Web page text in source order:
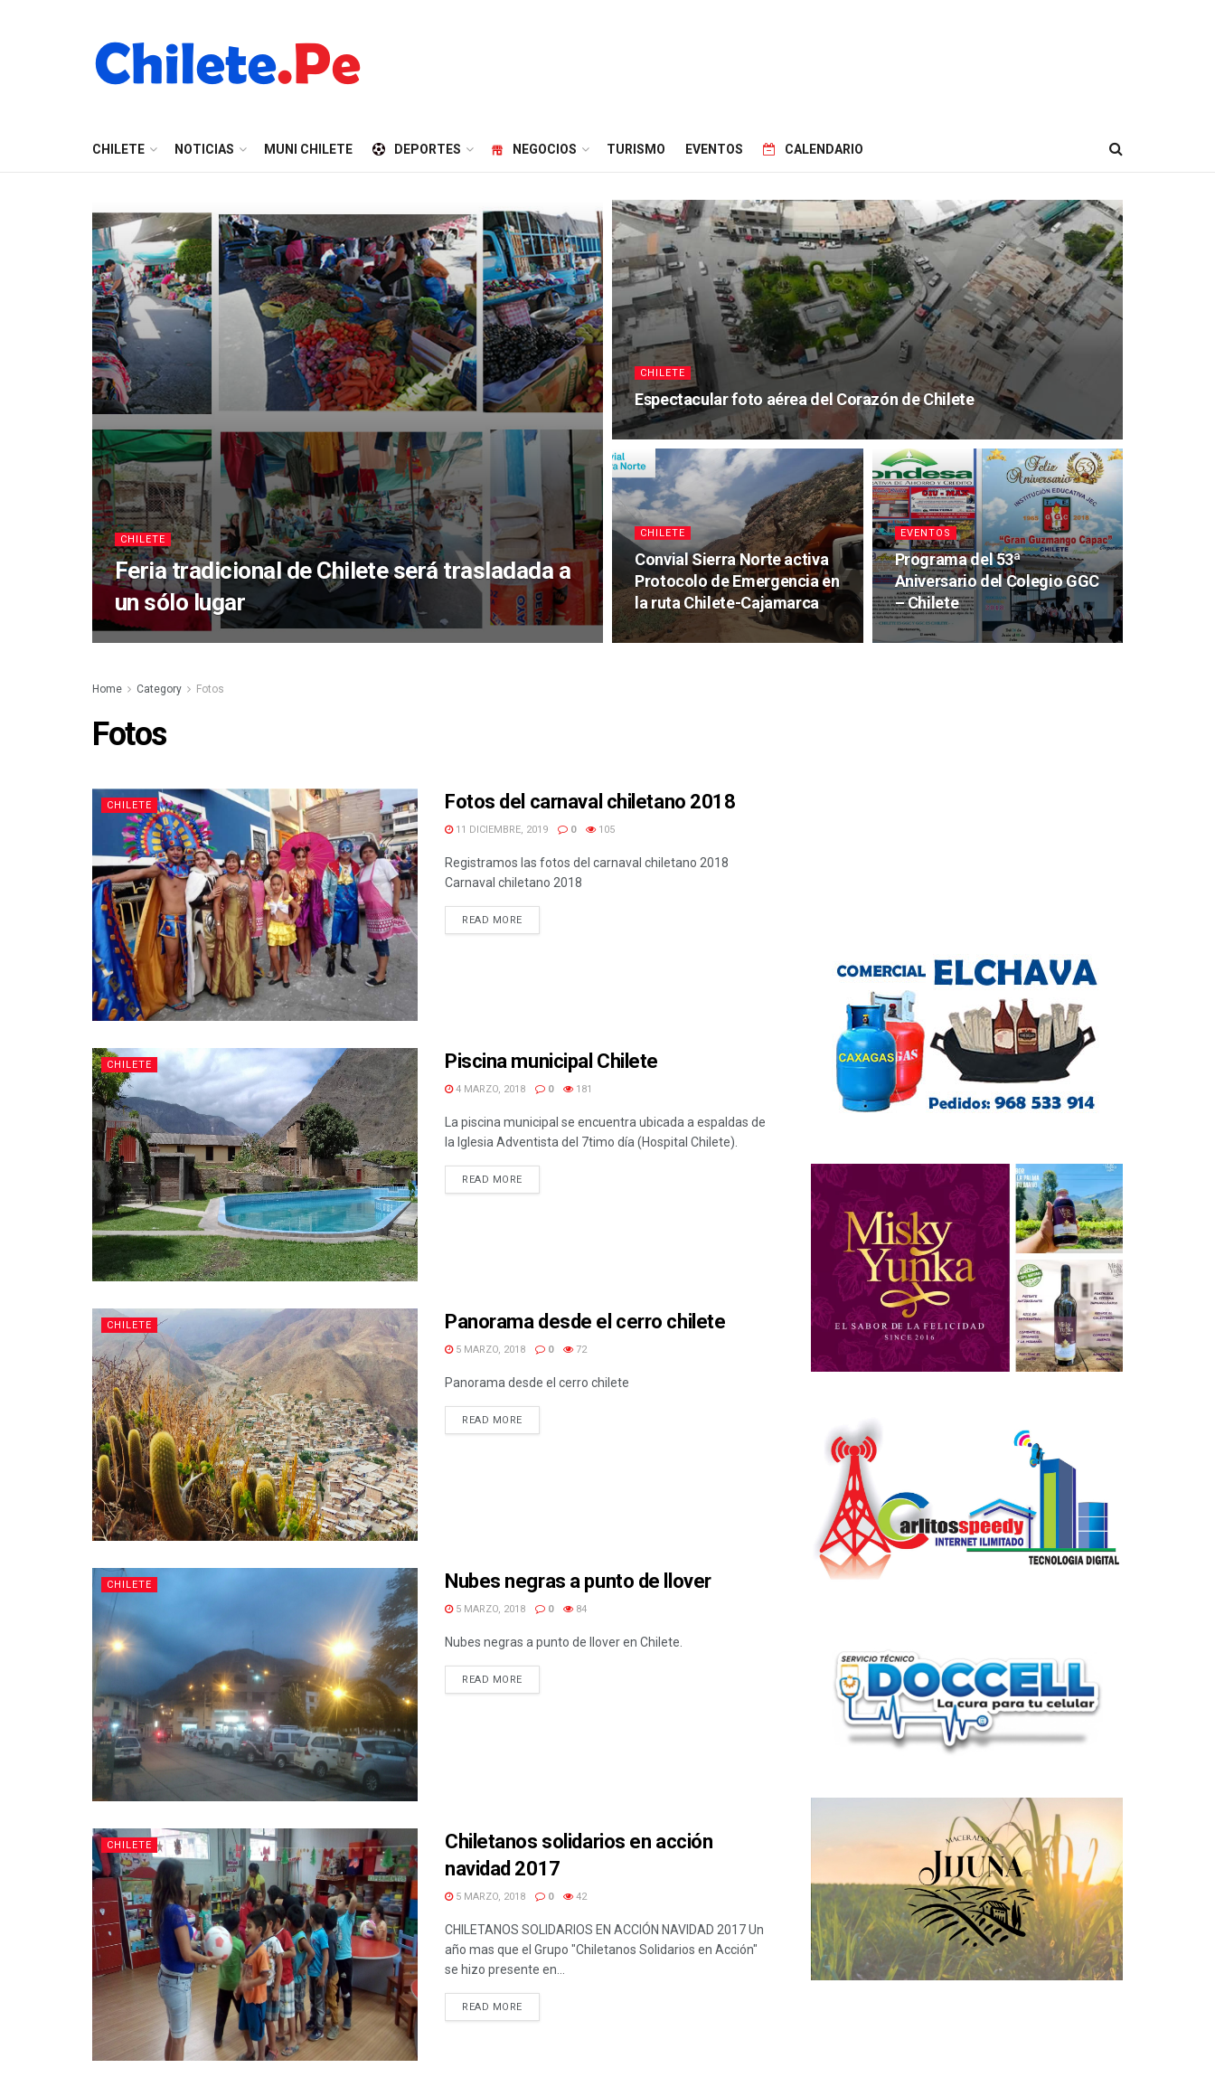
CHILETE NOTICIAS MUNI CHILETE DEPORTES NEGOCIOS TURISMO EVENTOS CALENDARIO
CHILETE
Feria tradicional de Chilete será trasladada a
un sólo lugar
CHILETE
Espectacular foto aérea del Corazón de Chilete
CHILETE
Convial Sierra Norte activa
Protocolo de Emergencia en
la ruta Chilete-Cajamarca
EVENTOS
Programa del 53ª
Aniversario del Colegio GGC
– Chilete
Home Category Fotos
Fotos
CHILETE Fotos del carnaval chiletano 2018
11 DICIEMBRE, 2019 0 105
Registramos las fotos del carnaval chiletano 2018
Carnaval chiletano 2018
READ MORE
CHILETE Piscina municipal Chilete
4 MARZO, 2018 0 181
La piscina municipal se encuentra ubicada a espaldas de
la Iglesia Adventista del 7timo día (Hospital Chilete).
READ MORE
CHILETE Panorama desde el cerro chilete
5 MARZO, 2018 0 72
Panorama desde el cerro chilete
READ MORE
CHILETE Nubes negras a punto de llover
5 MARZO, 2018 0 84
Nubes negras a punto de llover en Chilete.
READ MORE
CHILETE
Chiletanos solidarios en acción
navidad 2017
5 MARZO, 2018 0 42
CHILETANOS SOLIDARIOS EN ACCIÓN NAVIDAD 2017 Un
año mas que el Grupo "Chiletanos Solidarios en Acción"
se hizo presente en...
READ MORE